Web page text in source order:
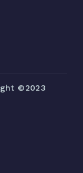
©2023